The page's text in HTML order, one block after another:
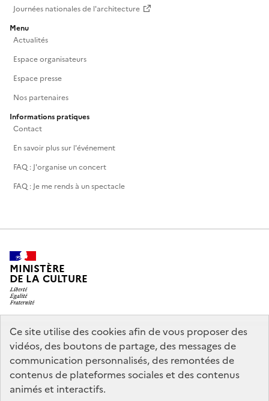
Ce site utilise des cookies afin de vous proposer des
vidéos, des boutons de partage, des messages de
communication personnalisés, des remontées de
contenus de plateformes sociales et des contenus
animés et interactifs.
Journées nationales de l'architecture
Menu
Actualités
Espace organisateurs
Espace presse
Nos partenaires
Informations pratiques
Contact
En savoir plus sur l'événement
FAQ : J'organise un concert
FAQ : Je me rends à un spectacle
MINISTÈRE
DE LA CULTURE
legifrance.gouv.fr
info.gouv.fr
service-public.gouv.fr
data.gouv.fr